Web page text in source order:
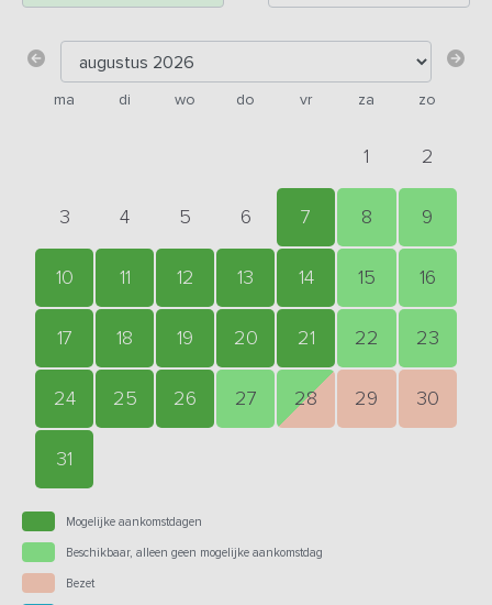
ma di wo do vr za zo
1 2
3 4 5 6 7 8 9
10 11 12 13 14 15 16
17 18 19 20 21 22 23
24 25 26 27 28 29 30
31
Mogelijke aankomstdagen
Beschikbaar, alleen geen mogelijke aankomstdag
Bezet